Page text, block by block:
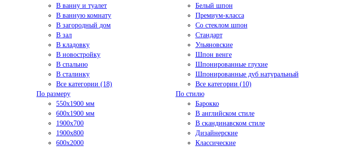
В ванну и туалет
В ванную комнату
В загородный дом
В зал
В кладовку
В новостройку
В спальню
В сталинку
Все категории (18)
Белый шпон
Премиум-класса
Со стеклом шпон
Стандарт
Ульяновские
Шпон венге
Шпонированные глухие
Шпонированные дуб натуральный
Все категории (10)
По размеру
550x1900 мм
600x1900 мм
1900х700
1900х800
600x2000
По стилю
Барокко
В английском стиле
В скандинавском стиле
Дизайнерские
Классические